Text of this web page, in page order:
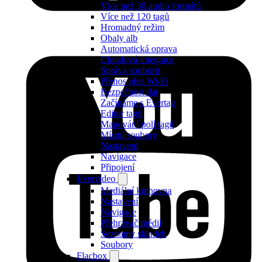
Více než 30 audio formátů
Více než 120 tagů
Hromadný režim
Obaly alb
Automatická oprava
Cloudová integrace
Správa souborů
Přenos přes Wi-Fi
Bezpečnost dat
Začínáme s Evertag
Editor tagů
Mapování polí tagů
Místní soubory
Nastavení
Navigace
Připojení
Evervideo
Mediální knihovna
Nastavení
Navigace
Přehrávač médií
Seznamy skladeb
Soubory
Flacbox